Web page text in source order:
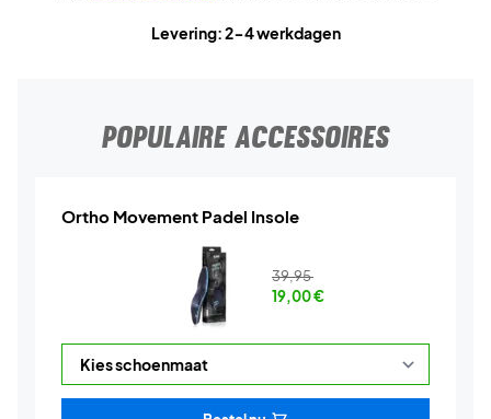
Levering: 2-4 werkdagen
POPULAIRE ACCESSOIRES
Ortho Movement Padel Insole
39,95
19,00€